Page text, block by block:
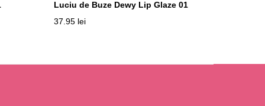
Luciu de Buze Dewy Lip Glaze 01
37.95 lei